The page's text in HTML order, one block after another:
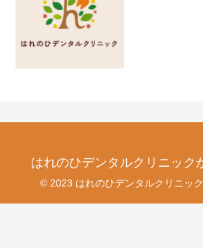
はれのひデンタルクリニック
© 2023 はれのひデンタルクリニッ